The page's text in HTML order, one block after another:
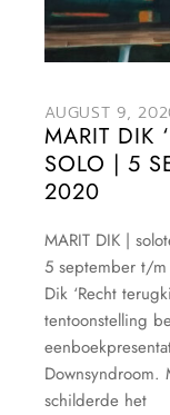
AUGUST 9,
MARIT DIK
SOLO | 5
2020
MARIT DIK |
5 september t/
Dik ‘Recht
tentoonstelling
schilderde het